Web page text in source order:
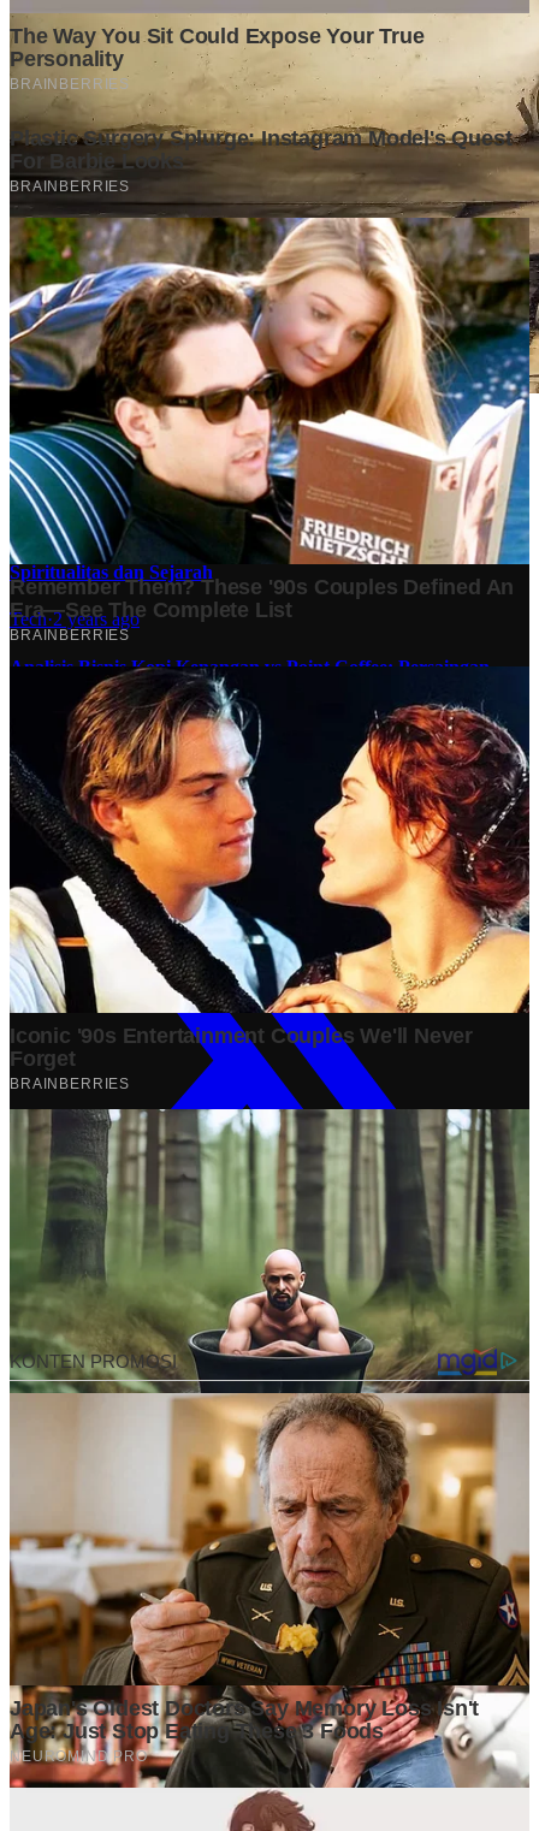
Stok BBM di Indonesia Hanya Tinggal 21 Hari, Apa
Dampaknya bagi Masyarakat?
Finansial·5 months ago
10 Makam Wali di Banten: Tempat Suci yang Memancarkan
Spiritualitas dan Sejarah
Tech·2 years ago
Analisis Bisnis Kopi Kenangan vs Point Coffee: Persaingan
dalam Industri Kopi Indonesia
1 year ago
Share: